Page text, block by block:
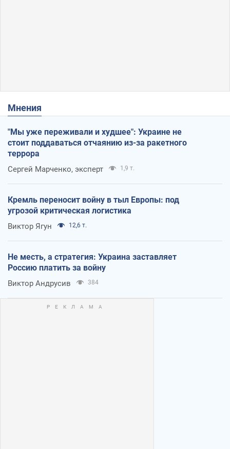
Мнения
"Мы уже переживали и худшее": Украине не
стоит поддаваться отчаянию из-за ракетного
террора
Сергей Марченко, эксперт 1,9 т.
Кремль переносит войну в тыл Европы: под
угрозой критическая логистика
Виктор Ягун 12,6 т.
Не месть, а стратегия: Украина заставляет
Россию платить за войну
Виктор Андрусив 384